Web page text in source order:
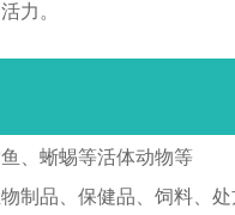
力。
、蜥蜴等活体动物等
制品、保健品、饲料、